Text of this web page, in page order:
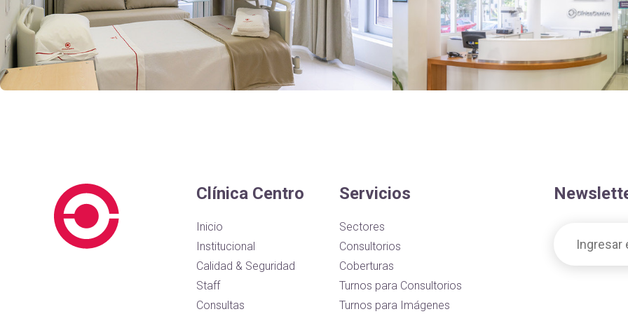
Clínica Centro
Inicio
Institucional
Calidad & Seguridad
Staff
Consultas
Servicios
Sectores
Consultorios
Coberturas
Turnos para Consultorios
Turnos para Imágenes